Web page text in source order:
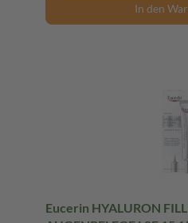
In den
Eucerin HYALURON